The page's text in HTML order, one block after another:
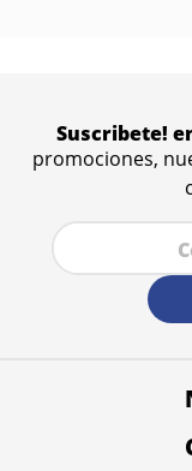
Suscribete!
promociones,